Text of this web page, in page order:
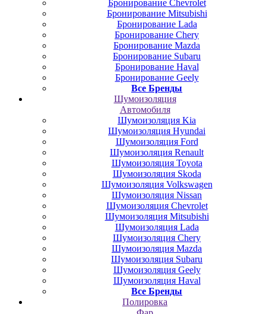
Бронирование Chevrolet
Бронирование Mitsubishi
Бронирование Lada
Бронирование Chery
Бронирование Mazda
Бронирование Subaru
Бронирование Haval
Бронирование Geely
Все Бренды
Шумоизоляция
Автомобиля
Шумоизоляция Kia
Шумоизоляция Hyundai
Шумоизоляция Ford
Шумоизоляция Renault
Шумоизоляция Toyota
Шумоизоляция Skoda
Шумоизоляция Volkswagen
Шумоизоляция Nissan
Шумоизоляция Chevrolet
Шумоизоляция Mitsubishi
Шумоизоляция Lada
Шумоизоляция Chery
Шумоизоляция Mazda
Шумоизоляция Subaru
Шумоизоляция Geely
Шумоизоляция Haval
Все Бренды
Полировка